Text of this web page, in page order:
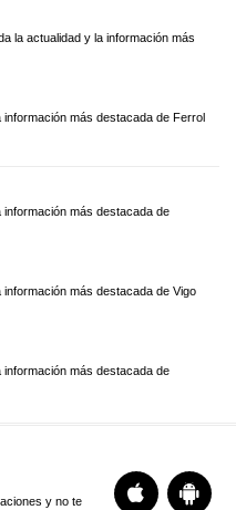
la actualidad y la información más
información más destacada de Ferrol
más destacada de
más destacada de Vigo
más destacada de
y no te